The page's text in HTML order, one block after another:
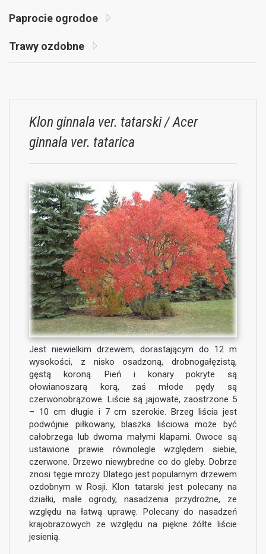
Paprocie ogrodoe
Trawy ozdobne
Klon ginnala ver. tatarski / Acer
ginnala ver. tatarica
Jest niewielkim drzewem, dorastającym do 12 m
wysokości, z nisko osadzoną, drobnogałęzistą,
gęstą koroną. Pień i konary pokryte są
ołowianoszarą korą, zaś młode pędy są
czerwonobrązowe. Liście są jajowate, zaostrzone 5
– 10 cm długie i 7 cm szerokie. Brzeg liścia jest
podwójnie piłkowany, blaszka liściowa może być
całobrzega lub dwoma małymi klapami. Owoce są
ustawione prawie równolegle względem siebie,
czerwone. Drzewo niewybredne co do gleby. Dobrze
znosi tęgie mrozy. Dlatego jest popularnym drzewem
ozdobnym w Rosji. Klon tatarski jest polecany na
działki, małe ogrody, nasadzenia przydrożne, ze
względu na łatwą uprawę. Polecany do nasadzeń
krajobrazowych ze względu na piękne żółte liście
jesienią.